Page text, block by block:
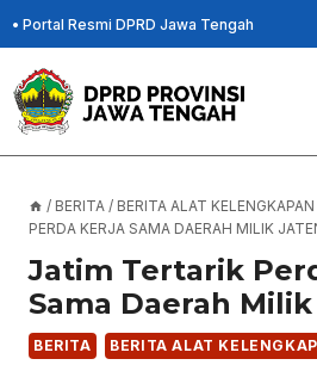
Skip
to
content
• Portal Resmi DPRD Jawa Tengah
/ BERITA / BERITA ALAT
PERDA KERJA SAMA DAERAH MILIK
Jatim Tertarik
Sama Daerah
BERITA BERITA ALAT